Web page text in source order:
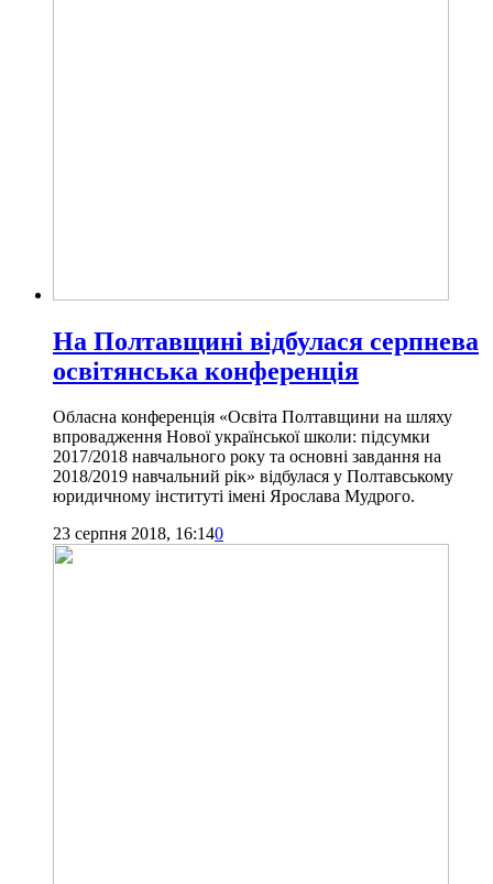
На Полтавщині відбулася серпнева
освітянська конференція
Обласна конференція «Освіта Полтавщини на шляху
впровадження Нової української школи: підсумки
2017/2018 навчального року та основні завдання на
2018/2019 навчальний рік» відбулася у Полтавському
юридичному інституті імені Ярослава Мудрого.
23 серпня 2018, 16:140